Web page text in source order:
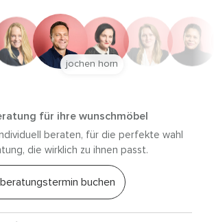
für ihre wunschmöbel
beraten, für die perfekte wahl
die wirklich zu ihnen passt.
buchen
jochen horn